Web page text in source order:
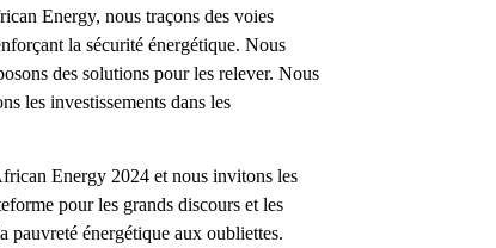
Energy, nous traçons des voies
la sécurité énergétique. Nous
des solutions pour les relever. Nous
les investissements dans les
Energy 2024 et nous invitons les
pour les grands discours et les
pauvreté énergétique aux oubliettes.